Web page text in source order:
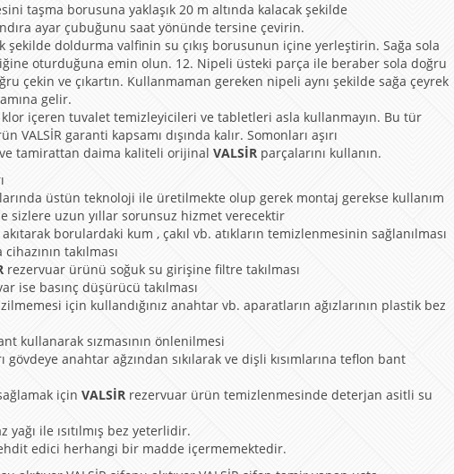
taşma borusuna yaklaşık 20 m altında kalacak şekilde
ayar çubuğunu saat yönünde tersine çevirin.
şekilde doldurma valfinin su çıkış borusunun içine yerleştirin. Sağa sola
oturduğuna emin olun. 12. Nipeli üsteki parça ile beraber sola doğru
çekin ve çıkartın. Kullanmaman gereken nipeli aynı şekilde sağa çeyrek
gelir.
klor içeren tuvalet temizleyicileri ve tabletleri asla kullanmayın. Bu tür
garanti kapsamı dışında kalır. Somonları aşırı
tamirattan daima kaliteli orijinal VALSİR parçalarını kullanın.
üstün teknoloji ile üretilmekte olup gerek montaj gerekse kullanım
sizlere uzun yıllar sorunsuz hizmet verecektir
borulardaki kum , çakıl vb. atıkların temizlenmesinin sağlanılması
takılması
rezervuar ürünü soğuk su girişine filtre takılması
ise basınç düşürücü takılması
için kullandığınız anahtar vb. aparatların ağızlarının plastik bez
kullanarak sızmasının önlenilmesi
anahtar ağzından sıkılarak ve dişli kısımlarına teflon bant
için VALSİR rezervuar ürün temizlenmesinde deterjan asitli su
ile ısıtılmış bez yeterlidir.
edici herhangi bir madde içermemektedir.